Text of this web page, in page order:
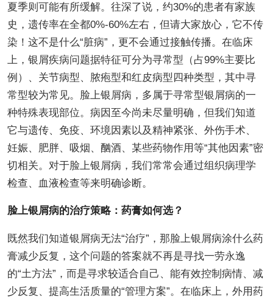
夏季则可能有所缓解。往深了说，约30%的患者有家族
史，遗传率在全都0%-60%左右，但请大家放心，它不传
染！这不是什么“脏病”，更不会通过接触传播。在临床
上，银屑疾病问题据特征可分为寻常型（占99%主要比
例）、关节病型、脓疱型和红皮病型四种类型，其中寻
常型较为常见。脸上银屑病，多属于寻常型银屑病的一
种特殊表现部位。病因至今尚未尽量明确，但我们知道
它与遗传、免疫、环境因素以及精神紧张、外伤手术、
妊娠、肥胖、吸烟、酗酒、某些药物作用等“其他因素”密
切相关。对于脸上银屑病，我们常常会通过组织病理学
检查、血液检查等来明确诊断。
脸上银屑病的治疗策略：药膏如何选？
既然我们知道银屑病无法“治疗”，那脸上银屑病涂什么药
膏减少反复，这个问题的答案就不再是寻找一劳永逸
的“土方法”，而是寻求较适合自己、能有效控制病情、减
少反复、提高生活质量的“管理方案”。在临床上，外用药